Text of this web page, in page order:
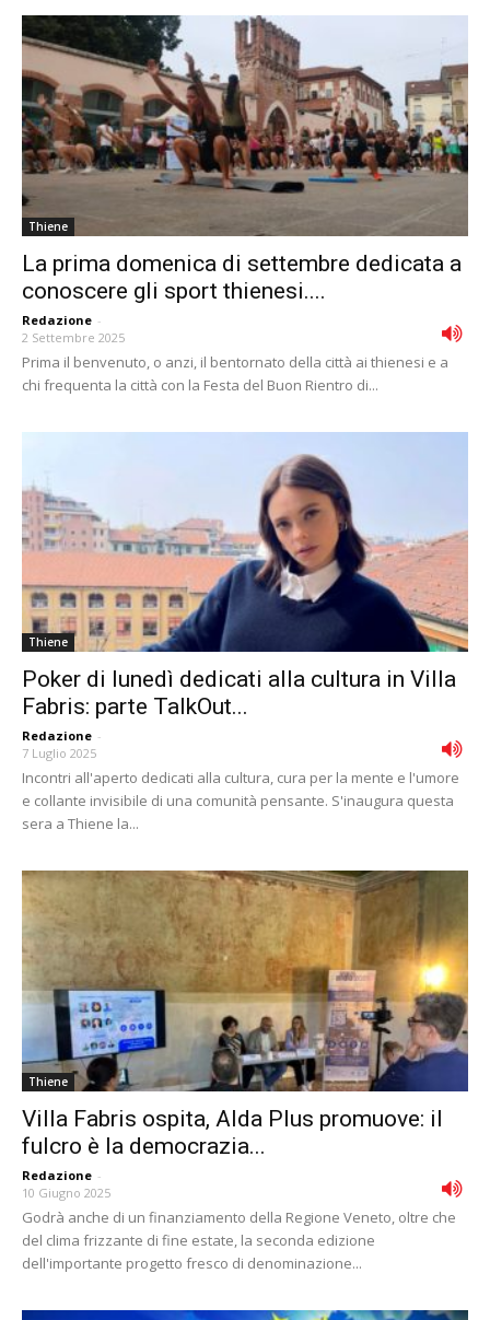
Thiene
La prima domenica di settembre dedicata a
conoscere gli sport thienesi....
Redazione -
2 Settembre 2025
Prima il benvenuto, o anzi, il bentornato della città ai thienesi e a
chi frequenta la città con la Festa del Buon Rientro di...
Thiene
Poker di lunedì dedicati alla cultura in Villa
Fabris: parte TalkOut...
Redazione -
7 Luglio 2025
Incontri all'aperto dedicati alla cultura, cura per la mente e l'umore
e collante invisibile di una comunità pensante. S'inaugura questa
sera a Thiene la...
Thiene
Villa Fabris ospita, Alda Plus promuove: il
fulcro è la democrazia...
Redazione -
10 Giugno 2025
Godrà anche di un finanziamento della Regione Veneto, oltre che
del clima frizzante di fine estate, la seconda edizione
dell'importante progetto fresco di denominazione...